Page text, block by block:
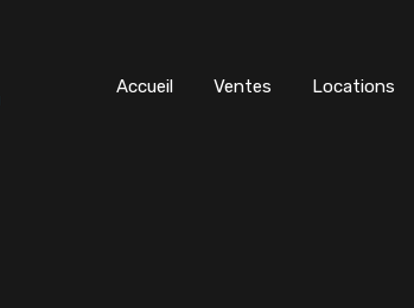
Accueil Ventes Locations